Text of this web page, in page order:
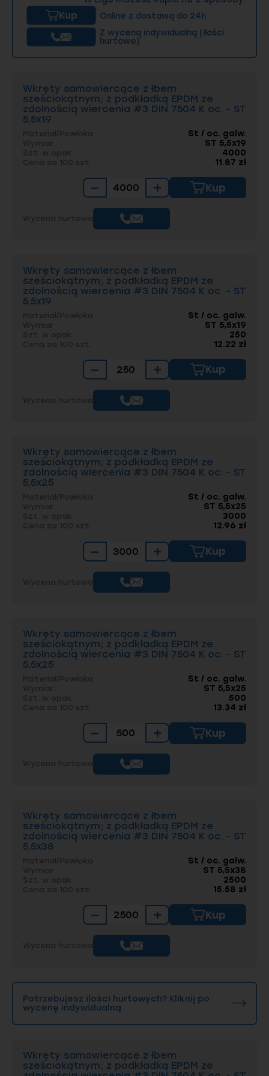
najwyższe standardy jakości i są zgodne z
normami ISO i DIN. Dzięki naszym terminowym
dostawom, konkurencyjnym cenom oraz
fachowej obsłudze, jesteśmy w stanie
sprostać wymaganiom najbardziej
wymagających projektów inżynieryjnych w
także w konstrukcjach stalowych oraz
maszynach i urządzeniach przemysłowych.
Kup
Online z dostawą do 24h
Z wyceną indywidualną (ilości
hurtowe)
Wkręty samowiercące z łbem
sześciokątnym; z podkładką EPDM ze
zdolnością wiercenia #3 DIN 7504 K oc. - ST
5,5x19
St / oc. galw.
ST 5,5x19
4000
11.87 zł
− + Kup
Wkręty samowiercące z łbem
sześciokątnym; z podkładką EPDM ze
zdolnością wiercenia #3 DIN 7504 K oc. - ST
5,5x19
St / oc. galw.
ST 5,5x19
250
12.22 zł
− + Kup
Wkręty samowiercące z łbem
sześciokątnym; z podkładką EPDM ze
zdolnością wiercenia #3 DIN 7504 K oc. - ST
5,5x25
St / oc. galw.
ST 5,5x25
3000
12.96 zł
− + Kup
Wkręty samowiercące z łbem
sześciokątnym; z podkładką EPDM ze
zdolnością wiercenia #3 DIN 7504 K oc. - ST
5,5x25
St / oc. galw.
ST 5,5x25
500
13.34 zł
− + Kup
Wkręty samowiercące z łbem
sześciokątnym; z podkładką EPDM ze
zdolnością wiercenia #3 DIN 7504 K oc. - ST
5,5x38
St / oc. galw.
ST 5,5x38
2500
15.58 zł
− + Kup
Potrzebujesz ilości hurtowych? Kliknij po
wycenę indywidualną
Wkręty samowiercące z łbem
sześciokątnym; z podkładką EPDM ze